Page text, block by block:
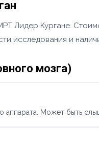
Лидер Кургане.
исследования и
мозга)
аппарата. Может быть